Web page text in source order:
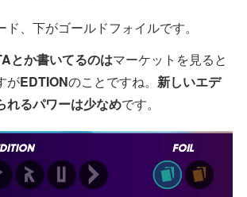
、下がゴールドフォイルです。
とか書いてるのはマーケットを見ると
がEDTIONのことですね。 新しいエデ
れるパワーは少なめです。